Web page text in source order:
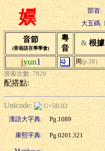
嬽 部首:
大五碼:
音節
(香港語言學學會)
粵
音
& 根據
jyun1 周(p.38)
搜索次數: 7929
配搭點:
Unicode:
U+5B3D
漢語大字典:
Pg.1089
康熙字典: Pg.0201.321